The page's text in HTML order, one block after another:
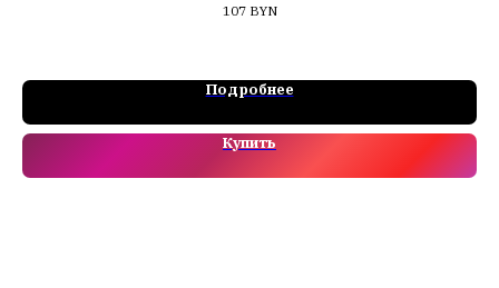
107 BYN
Подробнее
Купить